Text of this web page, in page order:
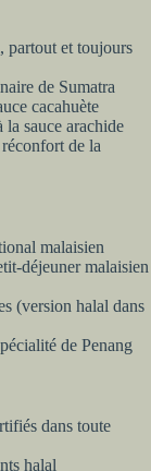
et toujours
de Sumatra
cacahuète
sauce arachide
de la
malaisien
déjeuner malaisien
(version halal dans
de Penang
dans toute
halal